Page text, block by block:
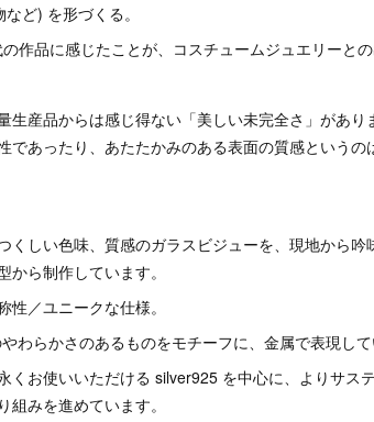
ど) を形づくる。
作品に感じたことが、コスチュームジュエリーとの
生産品からは感じ得ない「美しい未完全さ」があり
であったり、あたたかみのある表面の質感というの
しい色味、質感のガラスビジューを、現地から吟
ら制作しています。
／ユニークな仕様。
わらかさのあるものをモチーフに、金属で表現して
くお使いいただける silver925 を中心に、よりサス
みを進めています。